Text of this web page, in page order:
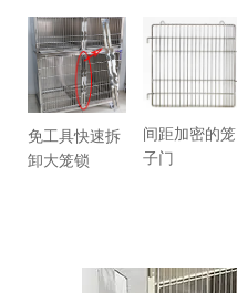
免工具快速拆
卸大笼锁
间距加密的笼
子门